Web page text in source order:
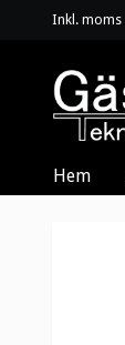
Inkl. moms
Hem